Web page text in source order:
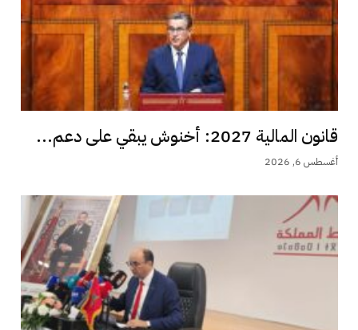
قانون المالية 2027: أخنوش يبقي على دعم...
أغسطس 6, 2026